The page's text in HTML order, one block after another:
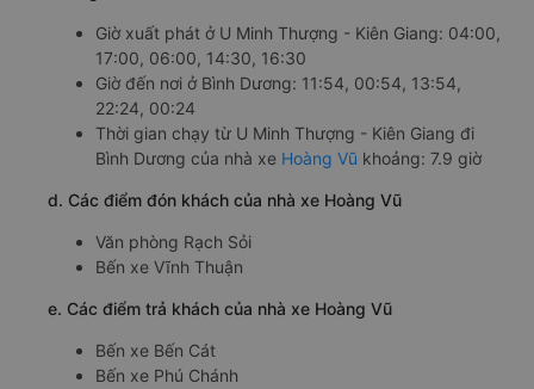
Giờ xuất phát ở U Minh Thượng - Kiên Giang: 04:00,
17:00, 06:00, 14:30, 16:30
Giờ đến nơi ở Bình Dương: 11:54, 00:54, 13:54,
22:24, 00:24
Thời gian chạy từ U Minh Thượng - Kiên Giang đi
Bình Dương của nhà xe Hoàng Vũ khoảng: 7.9 giờ
d. Các điểm đón khách của nhà xe Hoàng Vũ
Văn phòng Rạch Sỏi
Bến xe Vĩnh Thuận
e. Các điểm trả khách của nhà xe Hoàng Vũ
Bến xe Bến Cát
Bến xe Phú Chánh